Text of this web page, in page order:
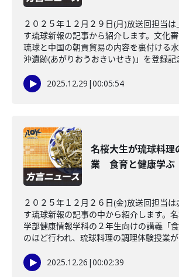
２０２５年１２月２９日(月)放送回担当は
す琉球新報の記事から紹介します。文化審
琉球と中国の朝貢貿易の内容を裏付ける
沖遺跡(あがりおうおきいせき)」を登録記
2025.12.29 |00:05:54
名桜大生が琉球料理
業 食育と健康学ぶ
２０２５年１２月２６日(金)放送回担当は
す琉球新報の記事の中から紹介します。
学部健康情報学科の２年生向けの講義「
のほど行われ、琉球料理の調理体験授業が
2025.12.26 |00:02:39